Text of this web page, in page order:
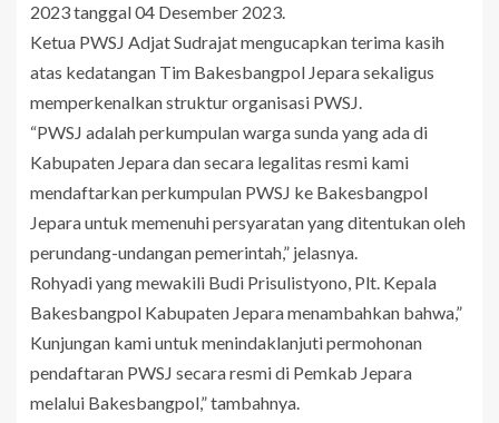
2023 tanggal 04 Desember 2023.
Ketua PWSJ Adjat Sudrajat mengucapkan terima kasih
atas kedatangan Tim Bakesbangpol Jepara sekaligus
memperkenalkan struktur organisasi PWSJ.
“PWSJ adalah perkumpulan warga sunda yang ada di
Kabupaten Jepara dan secara legalitas resmi kami
mendaftarkan perkumpulan PWSJ ke Bakesbangpol
Jepara untuk memenuhi persyaratan yang ditentukan oleh
perundang-undangan pemerintah,” jelasnya.
Rohyadi yang mewakili Budi Prisulistyono, Plt. Kepala
Bakesbangpol Kabupaten Jepara menambahkan bahwa,”
Kunjungan kami untuk menindaklanjuti permohonan
pendaftaran PWSJ secara resmi di Pemkab Jepara
melalui Bakesbangpol,” tambahnya.